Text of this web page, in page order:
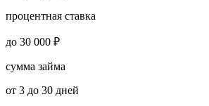
процентная ставка
до 30 000 ₽
сумма займа
от 3 до 30 дней